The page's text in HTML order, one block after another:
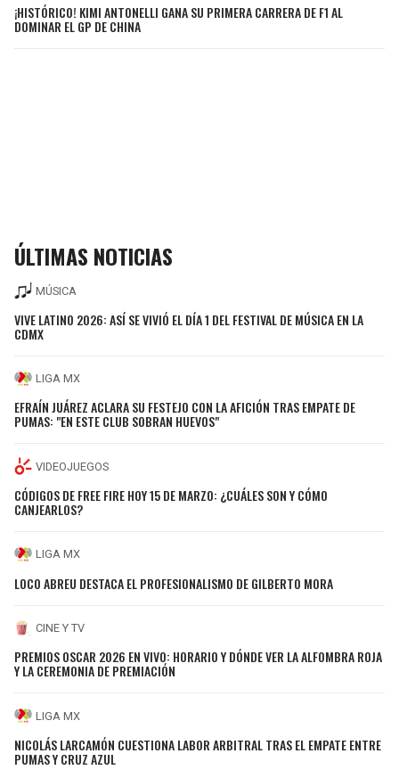
¡HISTÓRICO! KIMI ANTONELLI GANA SU PRIMERA CARRERA DE F1 AL
DOMINAR EL GP DE CHINA
ÚLTIMAS NOTICIAS
MÚSICA
VIVE LATINO 2026: ASÍ SE VIVIÓ EL DÍA 1 DEL FESTIVAL DE MÚSICA EN LA
CDMX
LIGA MX
EFRAÍN JUÁREZ ACLARA SU FESTEJO CON LA AFICIÓN TRAS EMPATE DE
PUMAS: "EN ESTE CLUB SOBRAN HUEVOS"
VIDEOJUEGOS
CÓDIGOS DE FREE FIRE HOY 15 DE MARZO: ¿CUÁLES SON Y CÓMO
CANJEARLOS?
LIGA MX
LOCO ABREU DESTACA EL PROFESIONALISMO DE GILBERTO MORA
CINE Y TV
PREMIOS OSCAR 2026 EN VIVO: HORARIO Y DÓNDE VER LA ALFOMBRA ROJA
Y LA CEREMONIA DE PREMIACIÓN
LIGA MX
NICOLÁS LARCAMÓN CUESTIONA LABOR ARBITRAL TRAS EL EMPATE ENTRE
PUMAS Y CRUZ AZUL